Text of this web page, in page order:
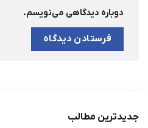
دوباره دیدگاهی می‌نویسم.
جدیدترین مطالب